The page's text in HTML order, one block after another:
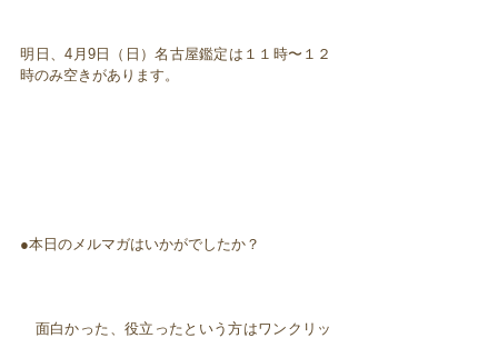
明日、4月9日（日）名古屋鑑定は１１時〜１２
時のみ空きがあります。
●本日のメルマガはいかがでしたか？
面白かった、役立ったという方はワンクリッ